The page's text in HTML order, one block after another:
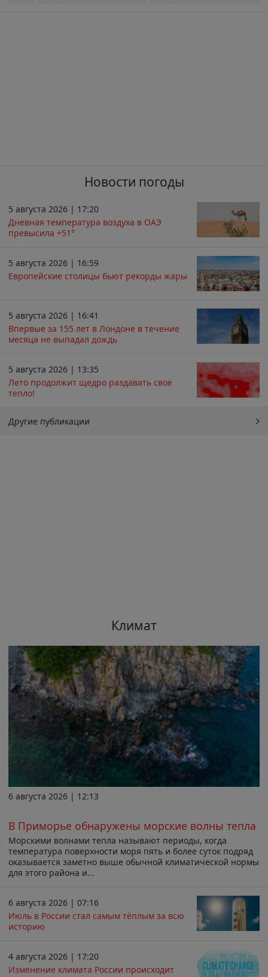
Новости погоды
5 августа 2026 | 17:20
Дневная температура воздуха в ОАЭ
превысила +51°
5 августа 2026 | 16:59
Европейские столицы бьют рекорды жары
5 августа 2026 | 16:41
Впервые за 155 лет в Лондоне в течение
месяца не выпадал дождь
5 августа 2026 | 13:35
Лето продолжит щедро раздавать своё
тепло!
Другие публикации
Климат
6 августа 2026 | 12:13
В Приморье обнаружены морские волны тепла
Морскими волнами тепла называют периоды, когда
температура поверхности моря пять и более суток подряд
оказывается заметно выше обычной климатической нормы
для этого района и...
6 августа 2026 | 07:16
Июль в России стал самым тёплым за всю
историю
4 августа 2026 | 17:20
Изменение климата России происходит